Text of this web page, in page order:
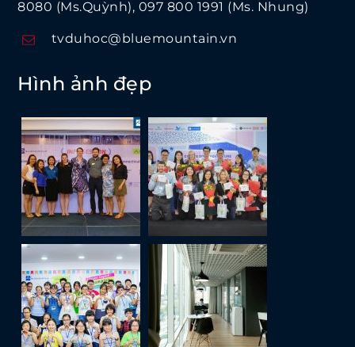
8080 (Ms.Quỳnh) 097 800 1991 (Ms. Nhung)
tvduhoc@bluemountain.vn
Hình ảnh đẹp